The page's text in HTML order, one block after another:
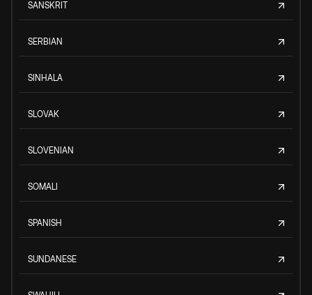
SANSKRIT
SERBIAN
SINHALA
SLOVAK
SLOVENIAN
SOMALI
SPANISH
SUNDANESE